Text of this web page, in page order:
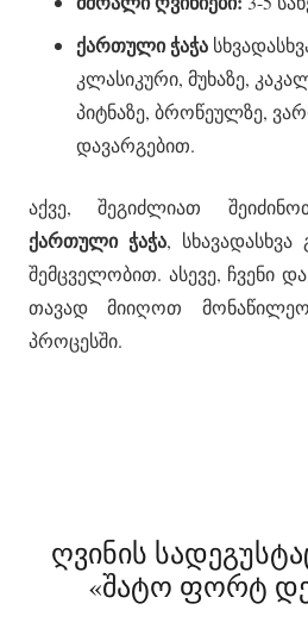
ქართული ჭაჭა
კლასიკური, მუხაზე,
პიტნაზე, ბროწეულზე,
დავარგებით.
აქვე, შეგიძლიათ
ქართული ჭაჭა,
შემცველობით. ასევე, ჩვენი
თავად მიიღოთ
პროცესში.
ღვინის
«შატო ფორტ დე